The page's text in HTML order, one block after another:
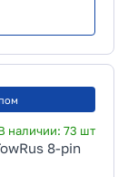
наличии: 73 шт
8-pin